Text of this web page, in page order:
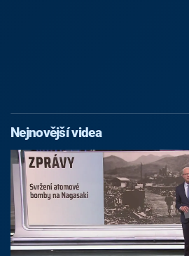
Nejnovější videa